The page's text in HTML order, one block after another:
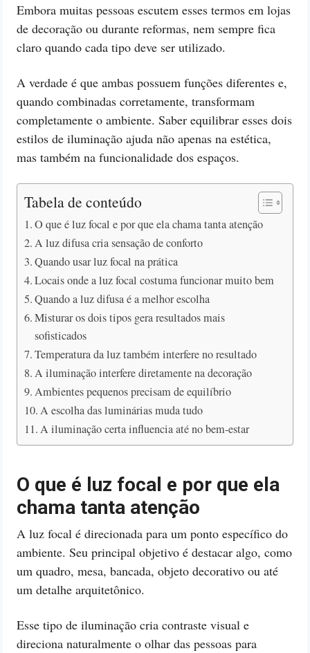
Embora muitas pessoas escutem esses termos em lojas
de decoração ou durante reformas, nem sempre fica
claro quando cada tipo deve ser utilizado.
A verdade é que ambas possuem funções diferentes e,
quando combinadas corretamente, transformam
completamente o ambiente. Saber equilibrar esses dois
estilos de iluminação ajuda não apenas na estética,
mas também na funcionalidade dos espaços.
Tabela de conteúdo
O que é luz focal e por que ela chama tanta atenção
A luz difusa cria sensação de conforto
Quando usar luz focal na prática
Locais onde a luz focal costuma funcionar muito bem
Quando a luz difusa é a melhor escolha
Misturar os dois tipos gera resultados mais
sofisticados
Temperatura da luz também interfere no resultado
A iluminação interfere diretamente na decoração
Ambientes pequenos precisam de equilíbrio
A escolha das luminárias muda tudo
A iluminação certa influencia até no bem-estar
O que é luz focal e por que ela
chama tanta atenção
A luz focal é direcionada para um ponto específico do
ambiente. Seu principal objetivo é destacar algo, como
um quadro, mesa, bancada, objeto decorativo ou até
um detalhe arquitetônico.
Esse tipo de iluminação cria contraste visual e
direciona naturalmente o olhar das pessoas para